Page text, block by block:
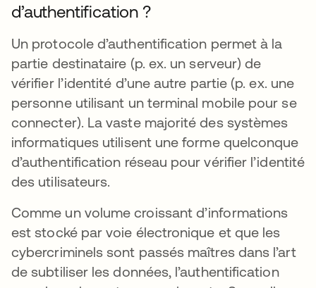
d’authentification ?
Un protocole d’authentification permet à la
partie destinataire (p. ex. un serveur) de
vérifier l’identité d’une autre partie (p. ex. une
personne utilisant un terminal mobile pour se
connecter). La vaste majorité des systèmes
informatiques utilisent une forme quelconque
d’authentification réseau pour vérifier l’identité
des utilisateurs.
Comme un volume croissant d’informations
est stocké par voie électronique et que les
cybercriminels sont passés maîtres dans l’art
de subtiliser les données, l’authentification